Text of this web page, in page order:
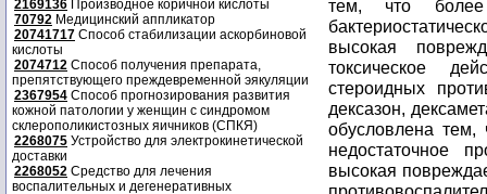
2169136 Производное коричной кислоты
70792 Медицинский аппликатор
20741717 Способ стабилизации аскорбиновой
кислоты
2074712 Способ получения препарата,
препятствующего преждевременной эякуляции
2367954 Способ прогнозирования развития
кожной патологии у женщин с синдромом
склерополикистозных яичников (СПКЯ)
2268075 Устройство для электрокинетической
доставки
2268052 Средство для лечения
воспалительных и дегенеративных
тем, что более
высокая
токсическое
стероидных
дексазон,
обусловлена тем,
недостаточное
высокая